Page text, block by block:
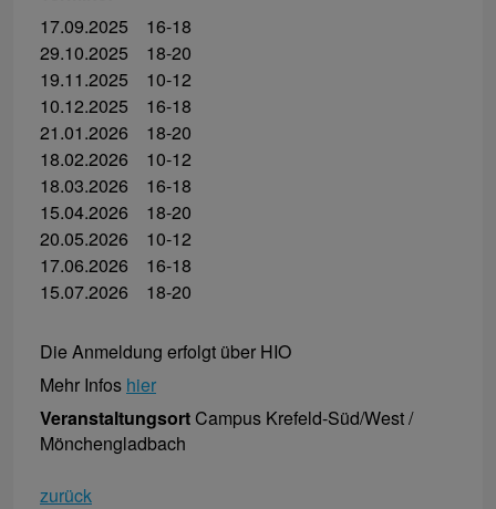
17.09.2025 16-18
29.10.2025 18-20
19.11.2025 10-12
10.12.2025 16-18
21.01.2026 18-20
18.02.2026 10-12
18.03.2026 16-18
15.04.2026 18-20
20.05.2026 10-12
17.06.2026 16-18
15.07.2026 18-20
Die Anmeldung erfolgt über HIO
Mehr Infos hier
Veranstaltungsort Campus Krefeld-Süd/West /
Mönchengladbach
zurück